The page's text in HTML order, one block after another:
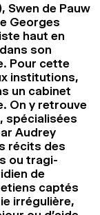
2019
2018
Swen de Pauw
Georges
haut en
son
Pour cette
institutions,
un cabinet
On y retrouve
spécialisées
Audrey
récits des
ou tragi-
de
captés
irrégulière,